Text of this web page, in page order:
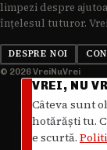
limpezi despre
înțelesul tuturor.
DESPRE NOI
© 2026 VreiNuVrei
VREI, NU
Câteva sunt
hotărăști tu.
e scurtă.